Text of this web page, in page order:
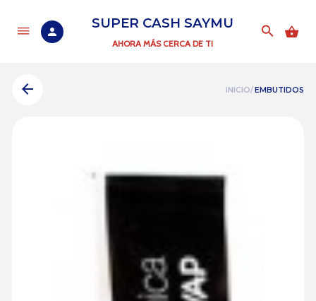
SUPER CASH SAYMU
AHORA MÁS CERCA DE TI
INICIO/EMBUTIDOS